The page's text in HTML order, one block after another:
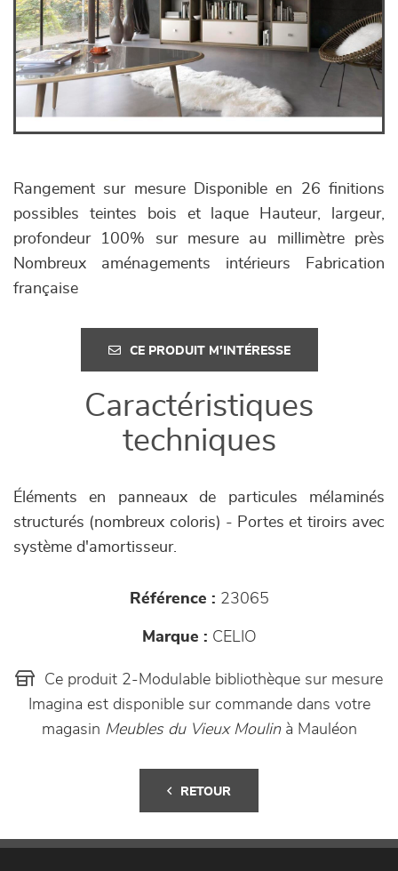
Rangement sur mesure Disponible en 26 finitions
possibles teintes bois et laque Hauteur, largeur,
profondeur 100% sur mesure au millimètre près
Nombreux aménagements intérieurs Fabrication
française
CE PRODUIT M'INTÉRESSE
Caractéristiques
techniques
Éléments en panneaux de particules mélaminés
structurés (nombreux coloris) - Portes et tiroirs avec
système d'amortisseur.
Référence : 23065
Marque : CELIO
Ce produit 2-Modulable bibliothèque sur mesure
Imagina est disponible sur commande dans votre
magasin Meubles du Vieux Moulinà Mauléon
RETOUR